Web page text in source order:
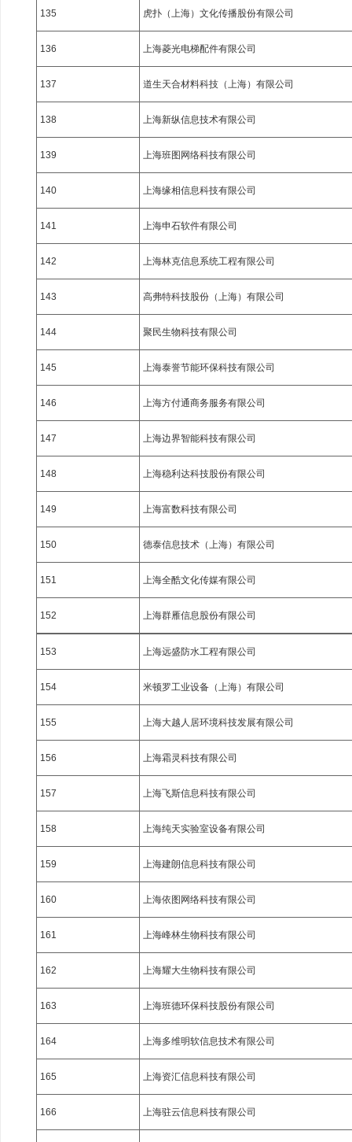
135 虎扑（上海）文化传播股份有限公司
136 上海菱光电梯配件有限公司
137 道生天合材料科技（上海）有限公司
138 上海新纵信息技术有限公司
139 上海班图网络科技有限公司
140 上海缘相信息科技有限公司
141 上海申石软件有限公司
142 上海林克信息系统工程有限公司
143 高弗特科技股份（上海）有限公司
144 聚民生物科技有限公司
145 上海泰誉节能环保科技有限公司
146 上海方付通商务服务有限公司
147 上海边界智能科技有限公司
148 上海稳利达科技股份有限公司
149 上海富数科技有限公司
150 德泰信息技术（上海）有限公司
151 上海全酷文化传媒有限公司
152 上海群雁信息股份有限公司
153 上海远盛防水工程有限公司
154 米顿罗工业设备（上海）有限公司
155 上海大越人居环境科技发展有限公司
156 上海霜灵科技有限公司
157 上海飞斯信息科技有限公司
158 上海纯天实验室设备有限公司
159 上海建朗信息科技有限公司
160 上海依图网络科技有限公司
161 上海峰林生物科技有限公司
162 上海耀大生物科技有限公司
163 上海班德环保科技股份有限公司
164 上海多维明软信息技术有限公司
165 上海资汇信息科技有限公司
166 上海驻云信息科技有限公司